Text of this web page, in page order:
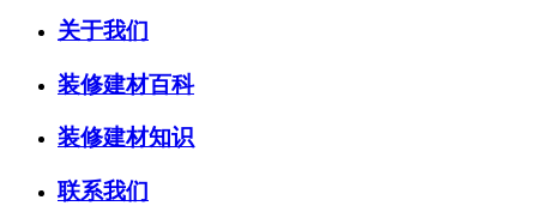
关于我们
装修建材百科
装修建材知识
联系我们